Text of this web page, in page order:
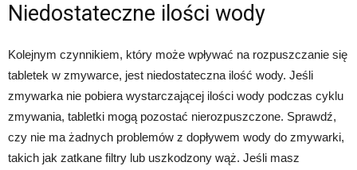
Niedostateczne ilości wody
Kolejnym czynnikiem, który może wpływać na rozpuszczanie się
tabletek w zmywarce, jest niedostateczna ilość wody. Jeśli
zmywarka nie pobiera wystarczającej ilości wody podczas cyklu
zmywania, tabletki mogą pozostać nierozpuszczone. Sprawdź,
czy nie ma żadnych problemów z dopływem wody do zmywarki,
takich jak zatkane filtry lub uszkodzony wąż. Jeśli masz